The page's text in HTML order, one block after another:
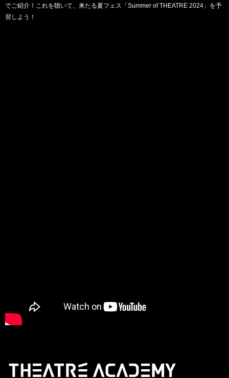
でご紹介！ これを聴いて、来たる夏フェス「Summer of THEATRE 2024」を予
習しよう！